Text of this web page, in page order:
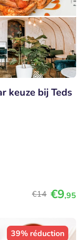
keuze bij Teds
€14 €9,95
39% réduction